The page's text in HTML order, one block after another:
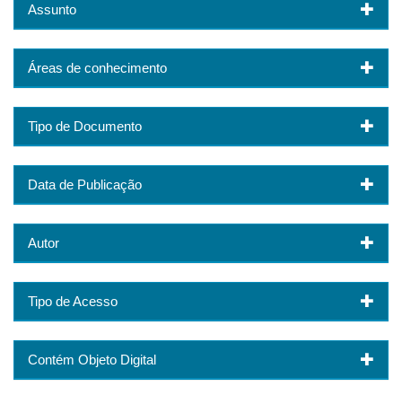
Assunto
Áreas de conhecimento
Tipo de Documento
Data de Publicação
Autor
Tipo de Acesso
Contém Objeto Digital